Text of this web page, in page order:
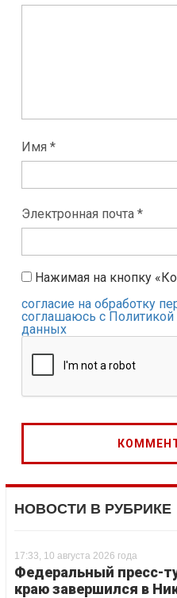
Имя *
Электронная почта *
Нажимая на кнопку
согласие на обработку
соглашаюсь с
данных
НОВОСТИ В РУБРИКЕ
17:33, 10 августа 2026 года
Федеральный пресс-
краю завершился в